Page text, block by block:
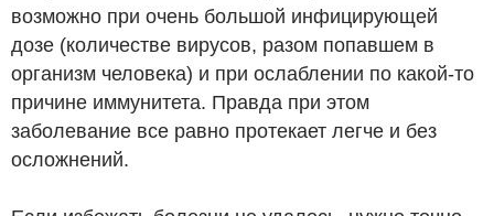
возможно при очень большой инфицирующей
дозе (количестве вирусов, разом попавшем в
организм человека) и при ослаблении по какой-то
причине иммунитета. Правда при этом
заболевание все равно протекает легче и без
осложнений.